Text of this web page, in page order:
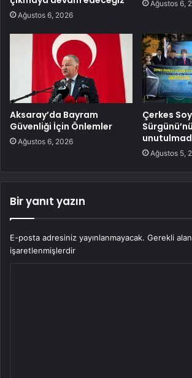
Ağustos 6, 2026
Ağustos 6,
Aksaray’da Bayram
Güvenliği İçin Önlemler
Ağustos 6, 2026
Çerkes
Ağustos 5,
Bir yanıt yazın
E-posta adresiniz yayınlanmayacak. Gerekli
işaretlenmişlerdir